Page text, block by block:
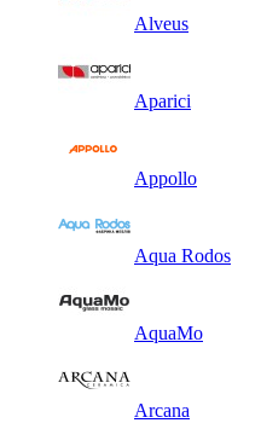
Alveus
Aparici
Appollo
Aqua Rodos
AquaMo
Arcana